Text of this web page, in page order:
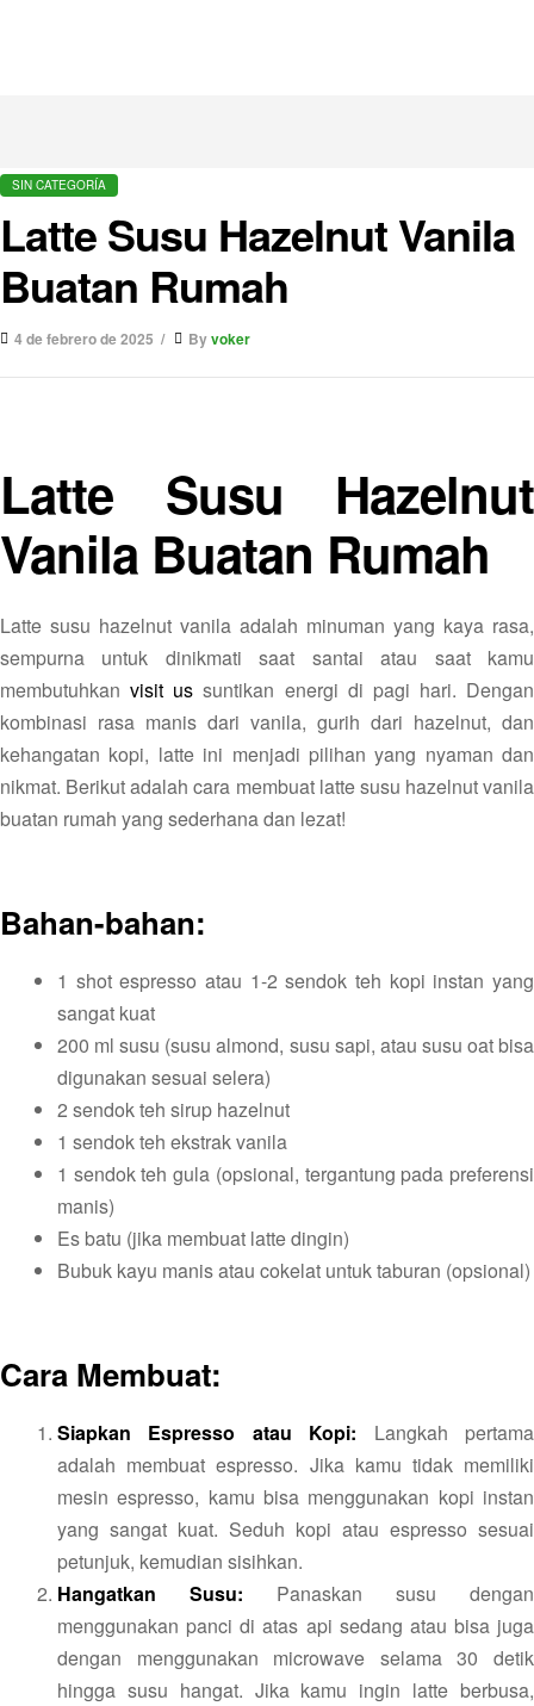
SIN CATEGORÍA
Latte Susu Hazelnut Vanila
Buatan Rumah
4 de febrero de 2025 Byvoker
Latte Susu Hazelnut
Vanila Buatan Rumah
Latte susu hazelnut vanila adalah minuman yang kaya rasa,
sempurna untuk dinikmati saat santai atau saat kamu
membutuhkanvisit us suntikan energi di pagi hari. Dengan
kombinasi rasa manis dari vanila, gurih dari hazelnut, dan
kehangatan kopi, latte ini menjadi pilihan yang nyaman dan
nikmat. Berikut adalah cara membuat latte susu hazelnut vanila
buatan rumah yang sederhana dan lezat!
Bahan-bahan:
1 shot espresso atau 1-2 sendok teh kopi instan yang
sangat kuat
200 ml susu (susu almond, susu sapi, atau susu oat bisa
digunakan sesuai selera)
2 sendok teh sirup hazelnut
1 sendok teh ekstrak vanila
1 sendok teh gula (opsional, tergantung pada preferensi
manis)
Es batu (jika membuat latte dingin)
Bubuk kayu manis atau cokelat untuk taburan (opsional)
Cara Membuat:
Siapkan Espresso atau Kopi: Langkah pertama
adalah membuat espresso. Jika kamu tidak memiliki
mesin espresso, kamu bisa menggunakan kopi instan
yang sangat kuat. Seduh kopi atau espresso sesuai
petunjuk, kemudian sisihkan.
Hangatkan Susu: Panaskan susu dengan
menggunakan panci di atas api sedang atau bisa juga
dengan menggunakan microwave selama 30 detik
hingga susu hangat. Jika kamu ingin latte berbusa,